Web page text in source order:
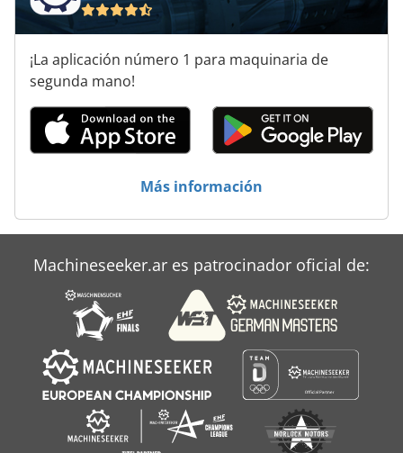
¡La aplicación número 1 para maquinaria de
segunda mano!
Más información
Machineseeker.ar es patrocinador oficial de: